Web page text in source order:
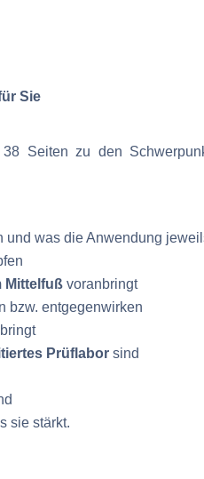
Sie
Seiten zu den
und was die Anwendung
Mittelfuß voranbringt
bzw. entgegenwirken
Prüflabor sind
sie stärkt.